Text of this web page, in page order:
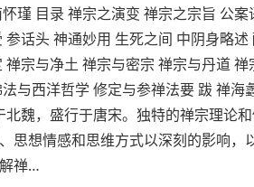
瑾 目录 禅宗之演变 禅宗之宗旨 公案
话头 神通妙用 生死之间 中阴身略述
禅宗与净土 禅宗与密宗 禅宗与丹道
与西洋哲学 修定与参禅法要 跋 禅海
北魏，盛行于唐宋。独特的禅宗理论
思想情感和思维方式以深刻的影响，
禅…